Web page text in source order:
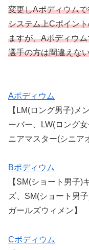
変更しAポディウム
システム上Cポイン
ますが、Aポディウ
選手の方は間違えな
Aポディウム
【LM(ロング男子)メ
ーバー、LW(ロング
ニアマスター(シニア
Bポディウム
【SM(ショート男子)
ズ、SM(ショート男
ガールズウィメン】
Cポディウム